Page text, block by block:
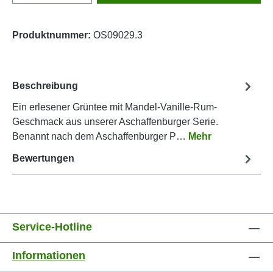
Produktnummer: OS09029.3
Beschreibung
Ein erlesener Grüntee mit Mandel-Vanille-Rum-
Geschmack aus unserer Aschaffenburger Serie.
Benannt nach dem Aschaffenburger P… Mehr
Bewertungen
Service-Hotline
Informationen